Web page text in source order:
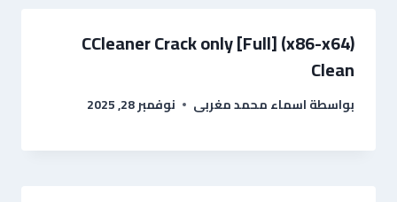
CCleaner Crack only [Full] (x86-x64)
Clean
بواسطةاسماء محمد مغربى نوفمبر 28, 2025